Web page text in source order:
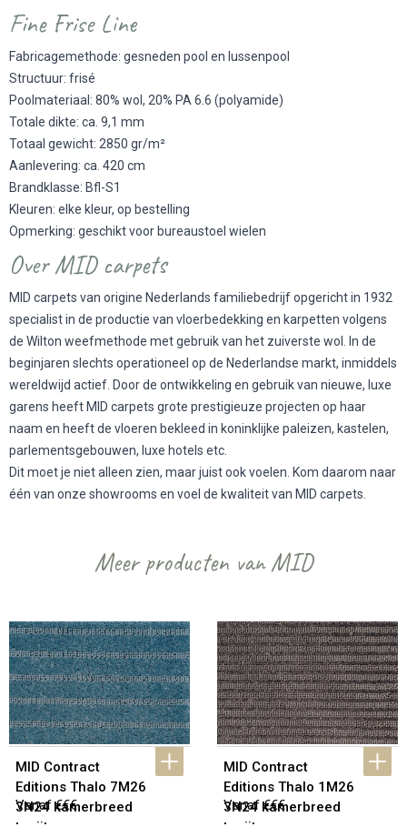
Fine Frise Line
Fabricagemethode: gesneden pool en lussenpool
Structuur: frisé
Poolmateriaal: 80% wol, 20% PA 6.6 (polyamide)
Totale dikte: ca. 9,1 mm
Totaal gewicht: 2850 gr/m²
Aanlevering: ca. 420 cm
Brandklasse: Bfl-S1
Kleuren: elke kleur, op bestelling
Opmerking: geschikt voor bureaustoel wielen
Over MID carpets
MID carpets van origine Nederlands familiebedrijf opgericht in 1932
specialist in de productie van vloerbedekking en karpetten volgens
de Wilton weefmethode met gebruik van het zuiverste wol. In de
beginjaren slechts operationeel op de Nederlandse markt, inmiddels
wereldwijd actief. Door de ontwikkeling en gebruik van nieuwe, luxe
garens heeft MID carpets grote prestigieuze projecten op haar
naam en heeft de vloeren bekleed in koninklijke paleizen, kastelen,
parlementsgebouwen, luxe hotels etc.
Dit moet je niet alleen zien, maar juist ook voelen. Kom daarom naar
één van onze showrooms en voel de kwaliteit van MID carpets.
Meer producten van MID
MID Contract
Editions Thalo 7M26
3N24 kamerbreed
tapijt
Vanaf €€€
MID Contract
Editions Thalo 1M26
3N24 kamerbreed
tapijt
Vanaf €€€